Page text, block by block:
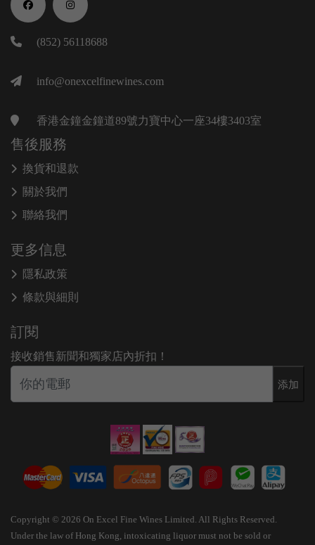
(852) 56118688
info@onexcelfinewines.com
香港金鐘金鐘道89號力寶中心一座34樓3403室
售後服務
換貨和退款
關於我們
聯絡我們
更多信息
隱私政策
條款與細則
訂閱
接收銷售新聞和獨家店內折扣！
添加
Copyright © 2026 On Excel Fine Wines Limited. All Rights Reserved.
Under the law of Hong Kong, intoxicating liquor must not be sold or